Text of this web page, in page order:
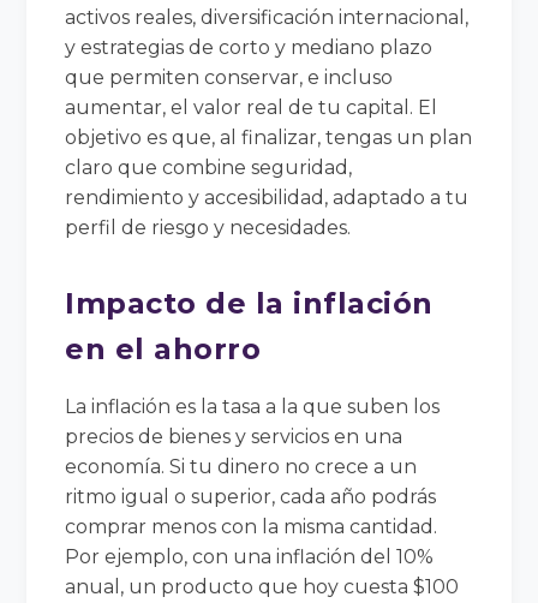
activos reales, diversificación internacional,
y estrategias de corto y mediano plazo
que permiten conservar, e incluso
aumentar, el valor real de tu capital. El
objetivo es que, al finalizar, tengas un plan
claro que combine seguridad,
rendimiento y accesibilidad, adaptado a tu
perfil de riesgo y necesidades.
Impacto de la inflación
en el ahorro
La inflación es la tasa a la que suben los
precios de bienes y servicios en una
economía. Si tu dinero no crece a un
ritmo igual o superior, cada año podrás
comprar menos con la misma cantidad.
Por ejemplo, con una inflación del 10%
anual, un producto que hoy cuesta $100